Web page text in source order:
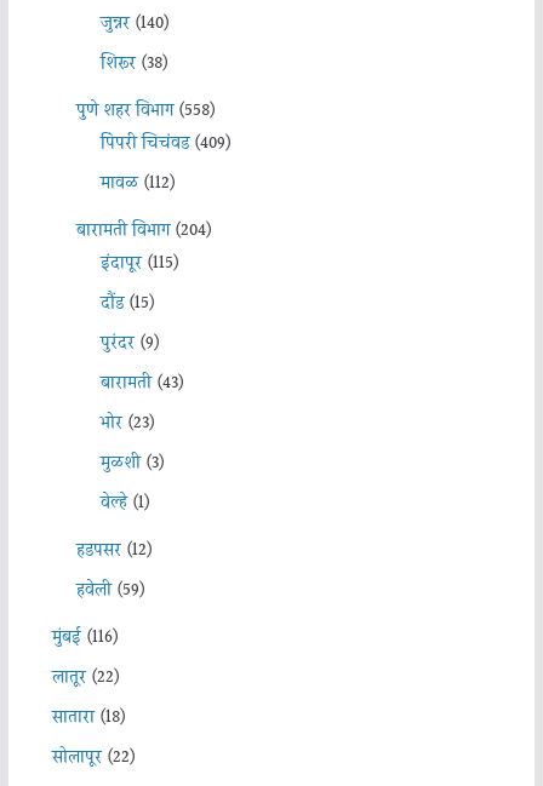
जुन्नर(140)
शिरूर(38)
पुणे शहर विभाग(558)
पिंपरी चिचंवड(409)
मावळ(112)
बारामती विभाग(204)
इंदापूर(115)
दौंड(15)
पुरंदर(9)
बारामती(43)
भोर(23)
मुळशी(3)
वेल्हे(1)
हडपसर(12)
हवेली(59)
मुंबई(116)
लातूर(22)
सातारा(18)
सोलापूर(22)